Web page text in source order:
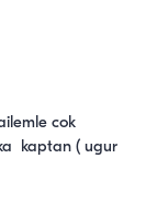
cok
kaptan ( ugur